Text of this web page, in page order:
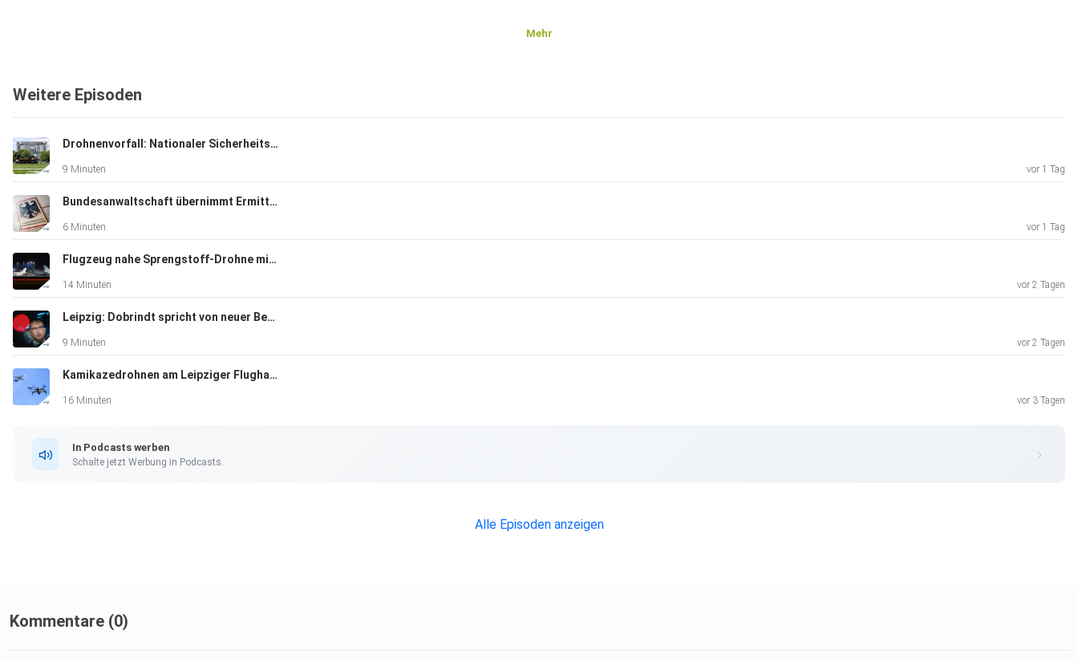
Mehr
Weitere Episoden
Drohnenvorfall: Nationaler Sicherheitsrat tagt
9 Minuten vor 1 Tag
Bundesanwaltschaft übernimmt Ermittlungen zu Sprengstoff-Drohne
6 Minuten vor 1 Tag
Flugzeug nahe Sprengstoff-Drohne mit Munition beladen?
14 Minuten vor 2 Tagen
Leipzig: Dobrindt spricht von neuer Bedrohungslage
9 Minuten vor 2 Tagen
Kamikazedrohnen am Leipziger Flughafen?
16 Minuten vor 3 Tagen
In Podcasts werben
Schalte jetzt Werbung in Podcasts.
Alle Episoden anzeigen
Kommentare (0)